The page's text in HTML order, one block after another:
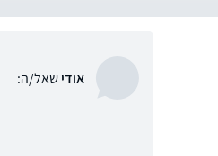
אודישאל/ה: